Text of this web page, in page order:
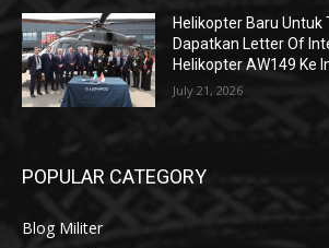
Helikopter Baru Untuk
Dapatkan Letter Of
Helikopter AW149 Ke
July 21, 2026
POPULAR CATEGORY
Blog Militer